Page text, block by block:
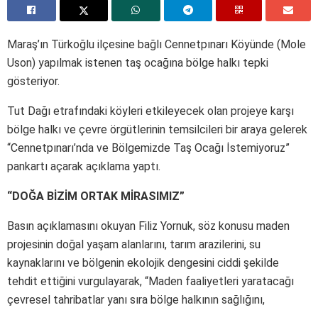
Maraş’ın Türkoğlu ilçesine bağlı Cennetpınarı Köyünde (Mole
Uson) yapılmak istenen taş ocağına bölge halkı tepki
gösteriyor.
Tut Dağı etrafındaki köyleri etkileyecek olan projeye karşı
bölge halkı ve çevre örgütlerinin temsilcileri bir araya gelerek
“Cennetpınarı’nda ve Bölgemizde Taş Ocağı İstemiyoruz”
pankartı açarak açıklama yaptı.
“DOĞA BİZİM ORTAK MİRASIMIZ”
Basın açıklamasını okuyan Filiz Yornuk, söz konusu maden
projesinin doğal yaşam alanlarını, tarım arazilerini, su
kaynaklarını ve bölgenin ekolojik dengesini ciddi şekilde
tehdit ettiğini vurgulayarak, “Maden faaliyetleri yaratacağı
çevresel tahribatlar yanı sıra bölge halkının sağlığını,